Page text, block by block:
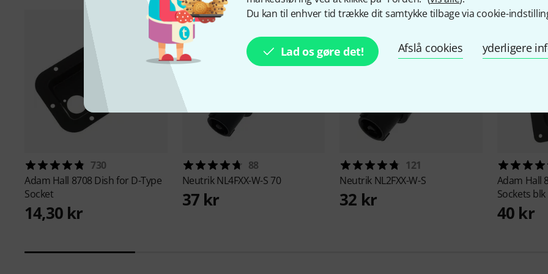
Du kan til enhver tid trække dit samtykke tilbage via cookie-
Lad os gøre det! Afslå cookies yderligere
730
Adam Hall 8708 Dish for D-Type
Socket
14,30 kr
88
NeutrikNL4FXX-W-S 70
37 kr
121
Neutrik NL2FXX-W-S
32 kr
Adam Hall
Sockets blk
40 kr